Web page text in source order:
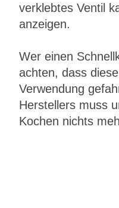
verklebtes Ventil
anzeigen.
Wer einen
achten, dass
Verwendung
Herstellers muss
Kochen nichts